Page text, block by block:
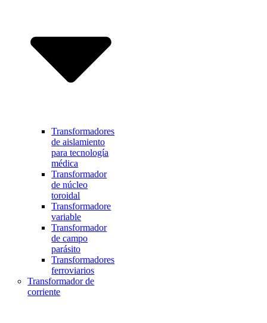
Transformadores
de aislamiento
para tecnología
médica
Transformador
de núcleo
toroidal
Transformadore
variable
Transformador
de campo
parásito
Transformadores
ferroviarios
Transformador de
corriente